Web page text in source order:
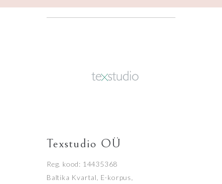
Texstudio OÜ
Reg. kood: 14435368
Baltika Kvartal, E-korpus,